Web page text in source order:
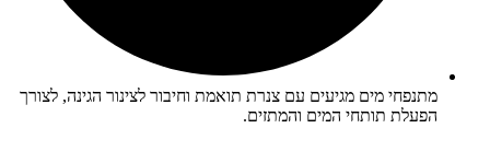
מתנפחי מים מגיעים עם צנרת תואמת וחיבור לצינור הגינה, לצורך
הפעלת תותחי המים והמתזים.